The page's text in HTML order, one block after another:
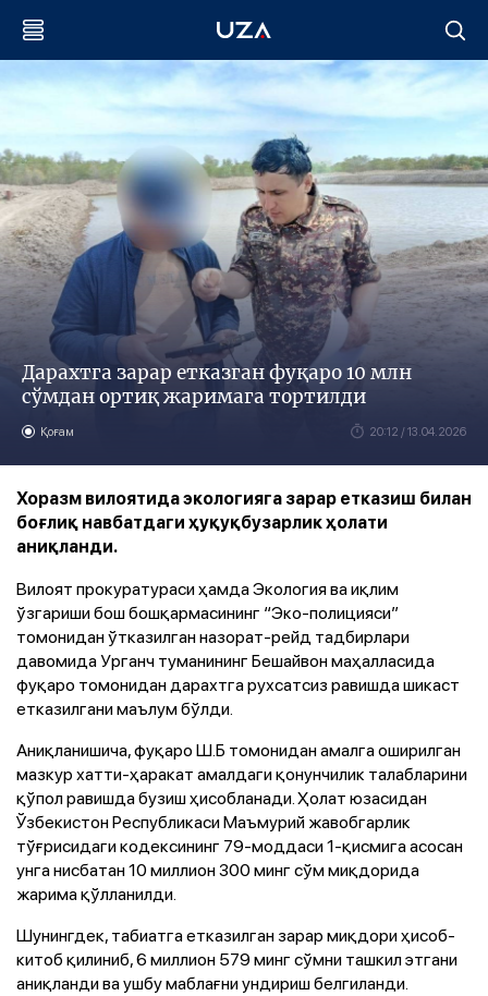
Дарахтга зарар етказган фуқаро 10 млн
сўмдан ортиқ жаримага тортилди
Қоғам 20:12 / 13.04.2026
Хоразм вилоятида экологияга зарар етказиш билан
боғлиқ навбатдаги ҳуқуқбузарлик ҳолати
аниқланди.
Вилоят прокуратураси ҳамда Экология ва иқлим
ўзгариши бош бошқармасининг “Эко-полицияси”
томонидан ўтказилган назорат-рейд тадбирлари
давомида Урганч туманининг Бешайвон маҳалласида
фуқаро томонидан дарахтга рухсатсиз равишда шикаст
етказилгани маълум бўлди.
Аниқланишича, фуқаро Ш.Б томонидан амалга оширилган
мазкур хатти-ҳаракат амалдаги қонунчилик талабларини
қўпол равишда бузиш ҳисобланади. Ҳолат юзасидан
Ўзбекистон Республикаси Маъмурий жавобгарлик
тўғрисидаги кодексининг 79-моддаси 1-қисмига асосан
унга нисбатан 10 миллион 300 минг сўм миқдорида
жарима қўлланилди.
Шунингдек, табиатга етказилган зарар миқдори ҳисоб-
китоб қилиниб, 6 миллион 579 минг сўмни ташкил этгани
аниқланди ва ушбу маблағни ундириш белгиланди.